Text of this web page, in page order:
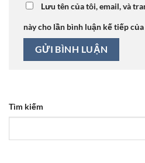
Lưu tên của tôi, email, và
này cho lần bình luận kế tiếp
Tìm kiếm